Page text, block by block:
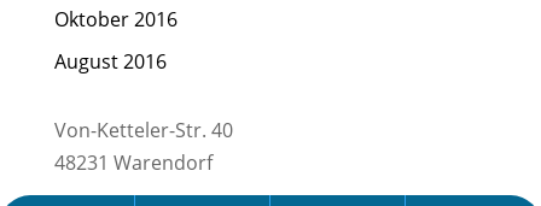
Oktober 2016
August 2016
Von-Ketteler-Str. 40
48231 Warendorf